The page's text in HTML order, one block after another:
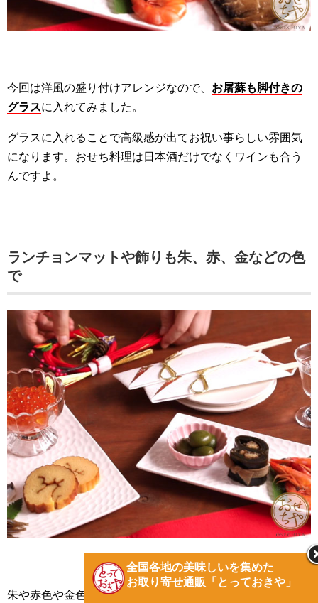
今回は洋風の盛り付けアレンジなので、 お屠蘇も脚付きの
グラスに入れてみました。
グラスに入れることで高級感が出てお祝い事らしい雰囲気
になります。おせち料理は日本酒だけでなくワインも合う
んですよ。
ランチョンマットや飾りも朱、赤、金などの色
で
朱や赤色や金色の小物や、ランチョンマットなどを選んで
全国各地の美味しいを集めた
お取り寄せ通販「とっておきや」